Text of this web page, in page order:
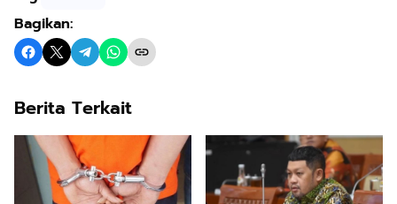
Bagikan:
Berita Terkait